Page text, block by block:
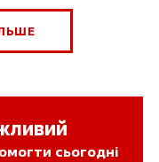
сьогодні